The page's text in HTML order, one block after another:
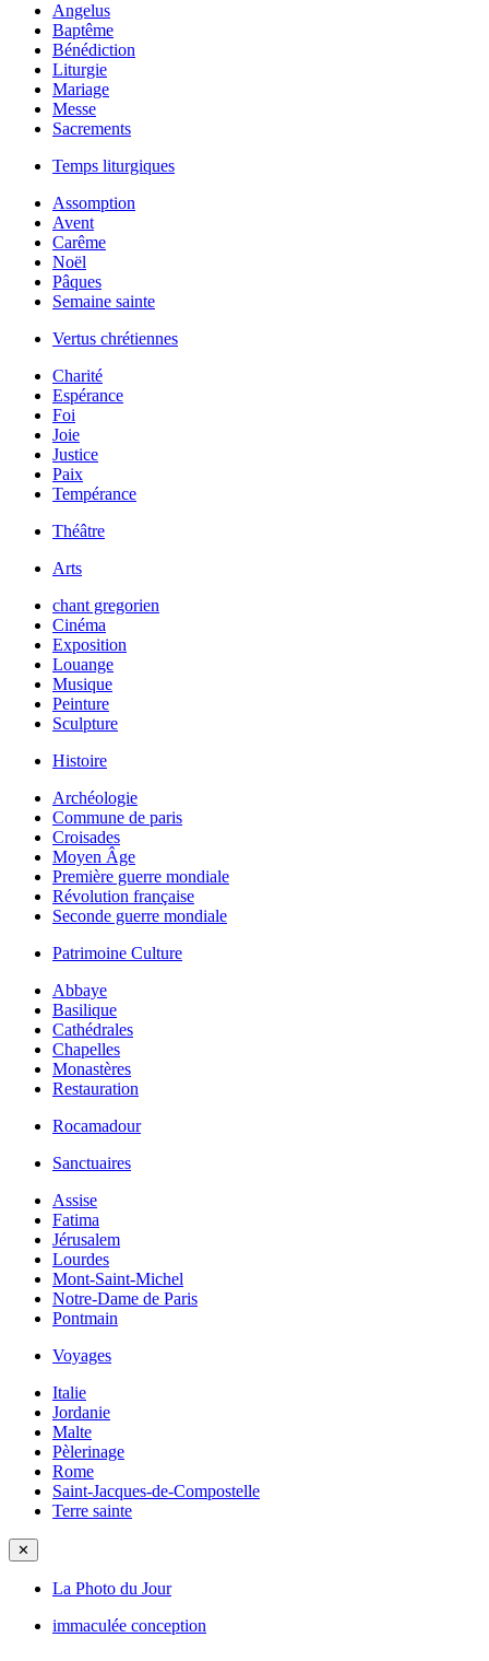
Angelus
Baptême
Bénédiction
Liturgie
Mariage
Messe
Sacrements
Temps liturgiques
Assomption
Avent
Carême
Noël
Pâques
Semaine sainte
Vertus chrétiennes
Charité
Espérance
Foi
Joie
Justice
Paix
Tempérance
Théâtre
Arts
chant gregorien
Cinéma
Exposition
Louange
Musique
Peinture
Sculpture
Histoire
Archéologie
Commune de paris
Croisades
Moyen Âge
Première guerre mondiale
Révolution française
Seconde guerre mondiale
Patrimoine Culture
Abbaye
Basilique
Cathédrales
Chapelles
Monastères
Restauration
Rocamadour
Sanctuaires
Assise
Fatima
Jérusalem
Lourdes
Mont-Saint-Michel
Notre-Dame de Paris
Pontmain
Voyages
Italie
Jordanie
Malte
Pèlerinage
Rome
Saint-Jacques-de-Compostelle
Terre sainte
✕
La Photo du Jour
immaculée conception